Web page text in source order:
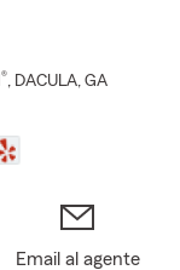
®, DACULA, GA
Email al agente